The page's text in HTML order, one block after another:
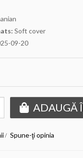
Soft cover
09-20
ADAUGĂ
/ Spune-ţi opinia